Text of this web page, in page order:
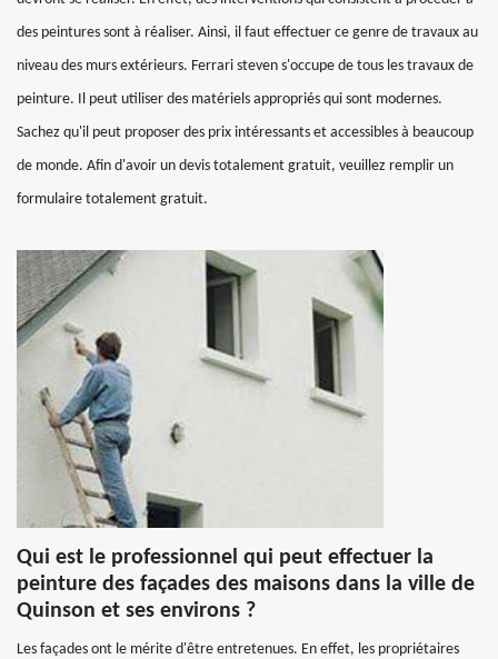
des peintures sont à réaliser. Ainsi, il faut effectuer ce genre de travaux au
niveau des murs extérieurs. Ferrari steven s'occupe de tous les travaux de
peinture. Il peut utiliser des matériels appropriés qui sont modernes.
Sachez qu'il peut proposer des prix intéressants et accessibles à beaucoup
de monde. Afin d'avoir un devis totalement gratuit, veuillez remplir un
formulaire totalement gratuit.
Qui est le professionnel qui peut effectuer la
peinture des façades des maisons dans la ville de
Quinson et ses environs ?
Les façades ont le mérite d'être entretenues. En effet, les propriétaires